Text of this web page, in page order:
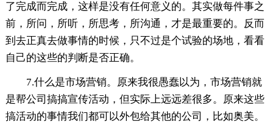
了完成而完成，这样是没有任何意义的。其实做每件事之
前，所问，所听，所思考，所沟通，才是最重要的。反而
到去正真去做事情的时候，只不过是个试验的场地，看看
自己的这些的判断是否正确。
7.什么是市场营销。原来我很愚蠢以为，市场营销就
是帮公司搞搞宣传活动，但实际上远远差很多。原来这些
搞活动的事情我们都可以外包给其他的公司，比如奥美。